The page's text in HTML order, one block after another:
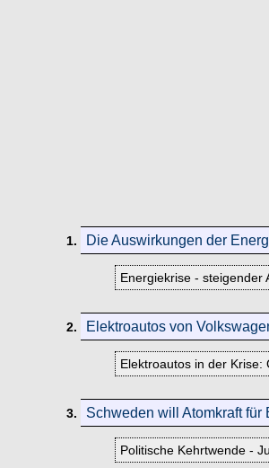
1. Die Auswirkungen der
Energiekrise - steigender
2. Elektroautos von
Elektroautos in der
3. Schweden will Atomkraft
Politische Kehrtwende -